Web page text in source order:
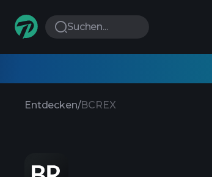
Suchen...
Entdecken/BCREX